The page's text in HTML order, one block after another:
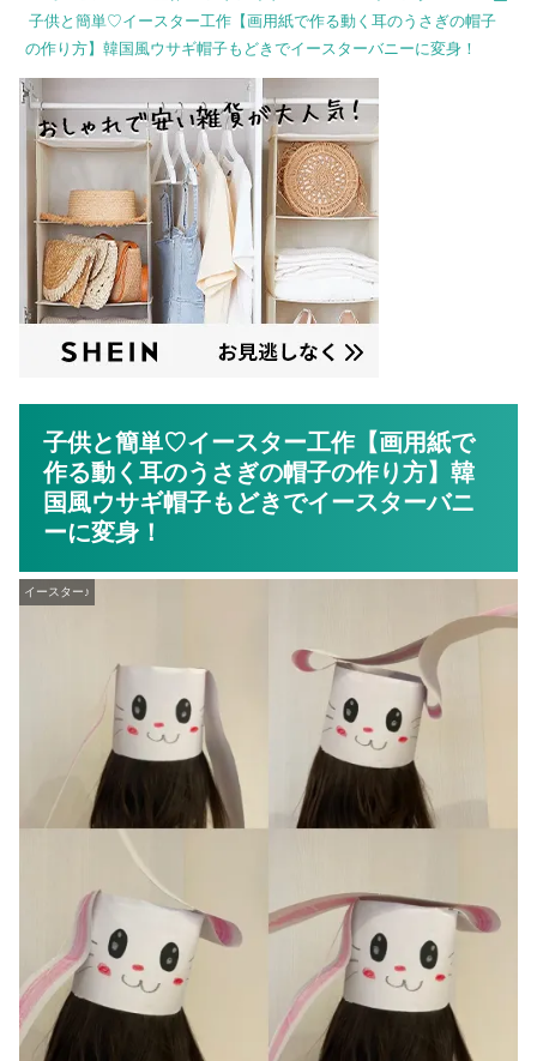
子供と簡単♡イースター工作【画用紙で作る動く耳のうさぎの帽子
の作り方】韓国風ウサギ帽子もどきでイースターバニーに変身！
子供と簡単♡イースター工作【画用紙で
作る動く耳のうさぎの帽子の作り方】韓
国風ウサギ帽子もどきでイースターバニ
ーに変身！
イースター♪